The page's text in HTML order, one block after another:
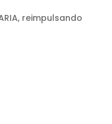
reimpulsando